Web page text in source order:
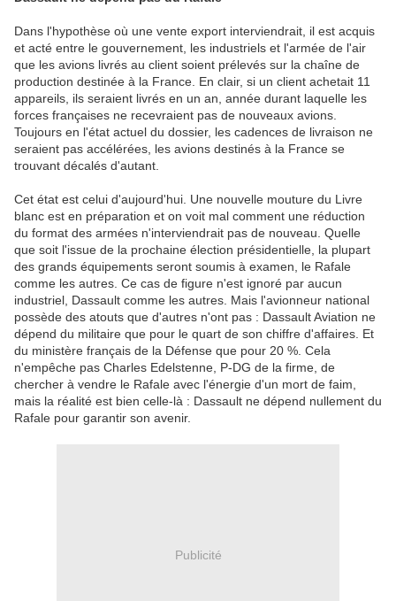
Dans l'hypothèse où une vente export interviendrait, il est acquis
et acté entre le gouvernement, les industriels et l'armée de l'air
que les avions livrés au client soient prélevés sur la chaîne de
production destinée à la France. En clair, si un client achetait 11
appareils, ils seraient livrés en un an, année durant laquelle les
forces françaises ne recevraient pas de nouveaux avions.
Toujours en l'état actuel du dossier, les cadences de livraison ne
seraient pas accélérées, les avions destinés à la France se
trouvant décalés d'autant.
Cet état est celui d'aujourd'hui. Une nouvelle mouture du Livre
blanc est en préparation et on voit mal comment une réduction
du format des armées n'interviendrait pas de nouveau. Quelle
que soit l'issue de la prochaine élection présidentielle, la plupart
des grands équipements seront soumis à examen, le Rafale
comme les autres. Ce cas de figure n'est ignoré par aucun
industriel, Dassault comme les autres. Mais l'avionneur national
possède des atouts que d'autres n'ont pas : Dassault Aviation ne
dépend du militaire que pour le quart de son chiffre d'affaires. Et
du ministère français de la Défense que pour 20 %. Cela
n'empêche pas Charles Edelstenne, P-DG de la firme, de
chercher à vendre le Rafale avec l'énergie d'un mort de faim,
mais la réalité est bien celle-là : Dassault ne dépend nullement du
Rafale pour garantir son avenir.
Publicité